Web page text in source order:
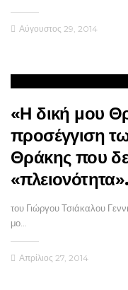
Αύγουστος 29, 2014
«Η δική μου
προσέγγιση
Θράκης που
«πλειονότητα».
του Γιώργου Τσιάκαλου
μο…
Απρίλιος 27, 2014